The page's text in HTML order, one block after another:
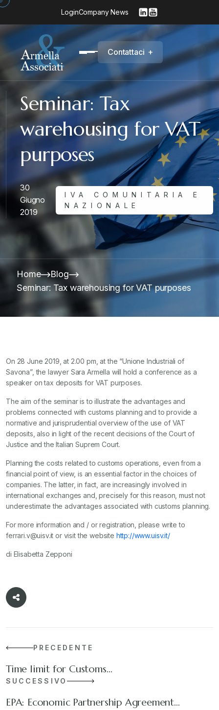
LoginCompany News
Contattaci +
Seminar: Tax
warehousing for VAT
purposes
30
Giugno
2019
IVA COMUNITARIA E
NAZIONALE
Home
Blog
Seminar: Tax warehousing for VAT purposes
On 28 June 2019, at 2.00 pm, at the “Unione Industriali of
Savona”, the lawyer Sara Armella will hold a conference as a
speaker on tax deposits for VAT purposes.
The aim of the seminar is to illustrate the advantages and
problems connected with customs planning and to provide a
normative and jurisprudential overview of the use of VAT
deposits, also in light of the recent decisions of the Court of
Justice and the Italian Suprem Court.
Planning the costs related to customs operations, even from a
financial point of view, is an essential factor in the choices of
companies. The latter, in fact, are increasingly involved in
international exchanges and, precisely for this reason, must not
underestimate the advantages associated with customs planning.
For more information and / or registration, please write to
ferrari.v@uisv.it or visit the website http://www.uisv.it/
di Elisabetta Zepponi
PRECEDENTE
Time limit for Customs…
SUCCESSIVO
EPA: Economic Partnership Agreement…